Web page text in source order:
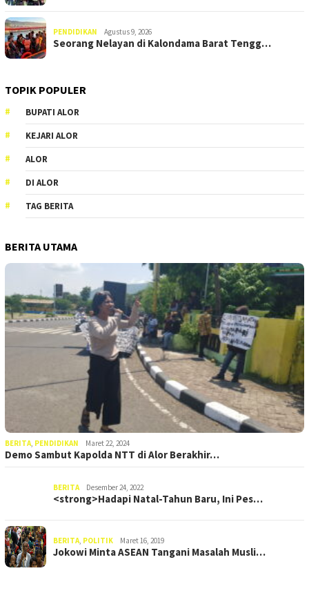
PENDIDIKAN Agustus 9, 2026
Seorang Nelayan di Kalondama Barat Tengg…
TOPIK POPULER
BUPATI ALOR
KEJARI ALOR
ALOR
DI ALOR
TAG BERITA
BERITA UTAMA
BERITA, PENDIDIKAN Maret 22, 2024
Demo Sambut Kapolda NTT di Alor Berakhir…
BERITA Desember 24, 2022
<strong>Hadapi Natal-Tahun Baru, Ini Pes…
BERITA, POLITIK Maret 16, 2019
Jokowi Minta ASEAN Tangani Masalah Musli…